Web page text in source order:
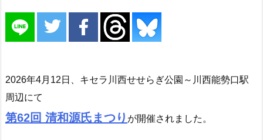
2026年4月12日、キセラ川西せせらぎ公園～川西能勢口駅
周辺にて
第62回 清和源氏まつり が開催されました。